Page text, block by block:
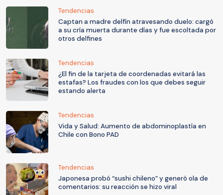
Tendencias
Captan a madre delfín atravesando duelo: cargó
a su cría muerta durante días y fue escoltada por
otros delfines
Tendencias
¿El fin de la tarjeta de coordenadas evitará las
estafas? Los fraudes con los que debes seguir
estando alerta
Tendencias
Vida y Salud: Aumento de abdominoplastía en
Chile con Bono PAD
Tendencias
Japonesa probó “sushi chileno” y generó ola de
comentarios: su reacción se hizo viral